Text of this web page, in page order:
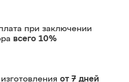
при заключении
всего 10%
от 7 дней